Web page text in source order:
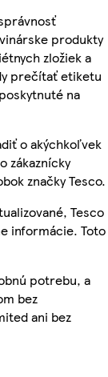
produkty
zložiek a
prečítať etiketu
na
o akýchkoľvek
zákaznícky
značky Tesco.
Tesco
informácie. Toto
potrebu, a
bez
ani bez